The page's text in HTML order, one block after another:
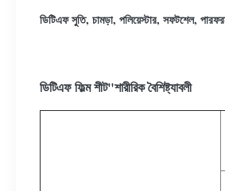
ডিটিএফ সুতি, চামড়া, পলিয়েস্টার, সফটশেল,
ডিটিএফ ফিল্ম শীট"শারীরিক বৈশিষ্ট্যাবলী